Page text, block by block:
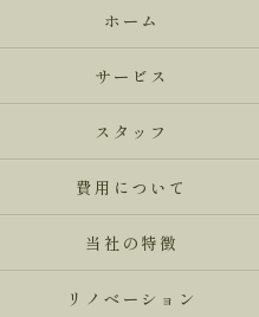
ホーム
サービス
スタッフ
費用について
当社の特徴
リノベーション